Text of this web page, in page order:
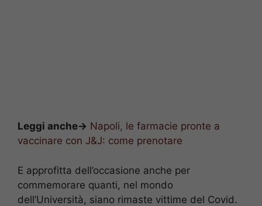
Leggi anche-> Napoli, le farmacie pronte a
vaccinare con J&J: come prenotare
E approfitta dell’occasione anche per
commemorare quanti, nel mondo
dell’Università, siano rimaste vittime del Covid.